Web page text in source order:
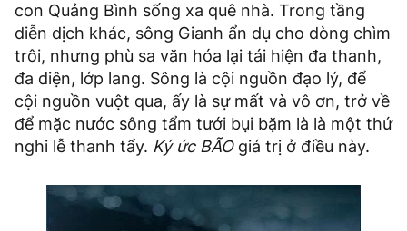
con Quảng Bình sống xa quê nhà. Trong tầng
diễn dịch khác, sông Gianh ẩn dụ cho dòng chìm
trôi, nhưng phù sa văn hóa lại tái hiện đa thanh,
đa diện, lớp lang. Sông là cội nguồn đạo lý, để
cội nguồn vuột qua, ấy là sự mất và vô ơn, trở về
để mặc nước sông tẩm tưới bụi bặm là là một thứ
nghi lễ thanh tẩy. Ký ức BÃOgiá trị ở điều này.